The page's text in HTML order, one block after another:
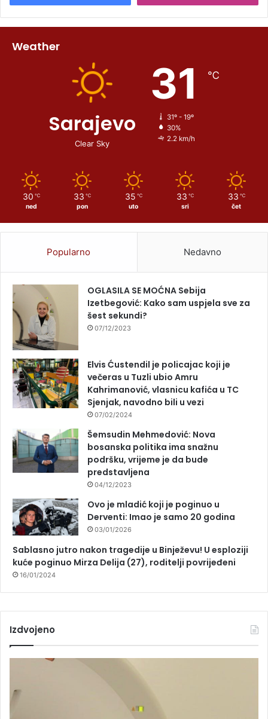
Weather
Sarajevo
Clear Sky
31 ℃
31º - 19º
30%
2.2 km/h
30 ℃
ned
33 ℃
pon
35 ℃
uto
33 ℃
sri
33 ℃
čet
Popularno Nedavno
OGLASILA SE MOĆNA Sebija
Izetbegović: Kako sam uspjela sve za
šest sekundi?
07/12/2023
Elvis Ćustendil je policajac koji je
večeras u Tuzli ubio Amru
Kahrimanović, vlasnicu kafića u TC
Sjenjak, navodno bili u vezi
07/02/2024
Šemsudin Mehmedović: Nova
bosanska politika ima snažnu
podršku, vrijeme je da bude
predstavljena
04/12/2023
Ovo je mladić koji je poginuo u
Derventi: Imao je samo 20 godina
03/01/2026
Sablasno jutro nakon tragedije u Binježevu! U esploziji
kuće poginuo Mirza Delija (27), roditelji povrijeđeni
16/01/2024
Izdvojeno